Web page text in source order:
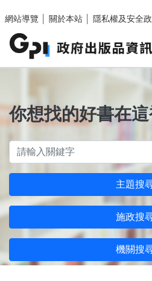
網站導覽
關於本站 隱私權及安全
你想找的好書在這
主題搜
施政搜
機關搜